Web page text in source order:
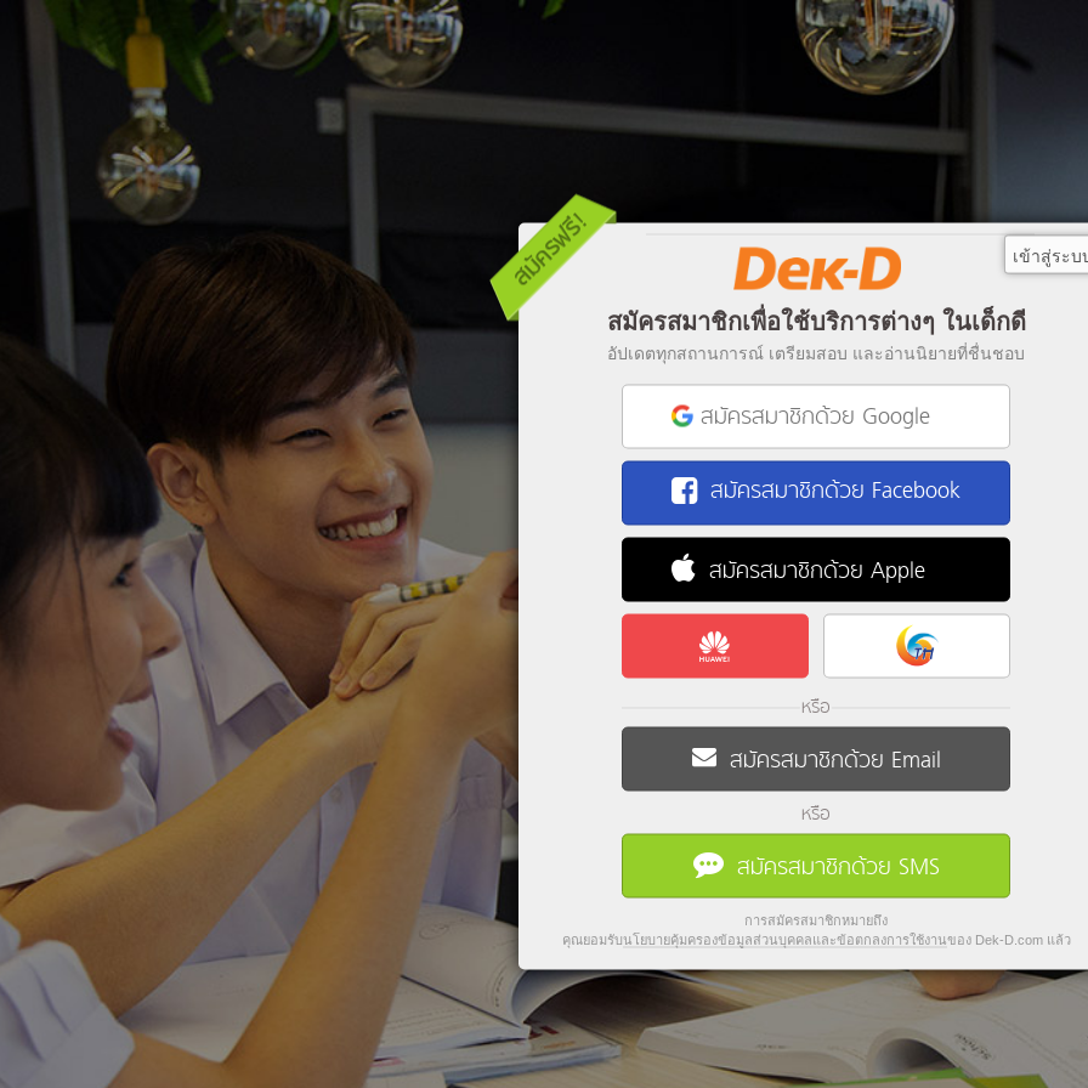
สมัครสมาชิกเพื่อใช้บริการต่างๆ ในเด็กดี
อัปเดตทุกสถานการณ์ เตรียมสอบ และอ่านนิยายที่ชื่นชอบ
สมัครสมาชิกด้วย Google
สมัครสมาชิกด้วย Facebook
สมัครสมาชิกด้วย Apple
หรือ
สมัครสมาชิกด้วย Email
หรือ
สมัครสมาชิกด้วย SMS
การสมัครสมาชิกหมายถึง
คุณยอมรับนโยบายคุ้มครองข้อมูลส่วนบุคคลและข้อตกลงการใช้งานของ Dek-D.com แล้ว
เข้าสู่ระบ